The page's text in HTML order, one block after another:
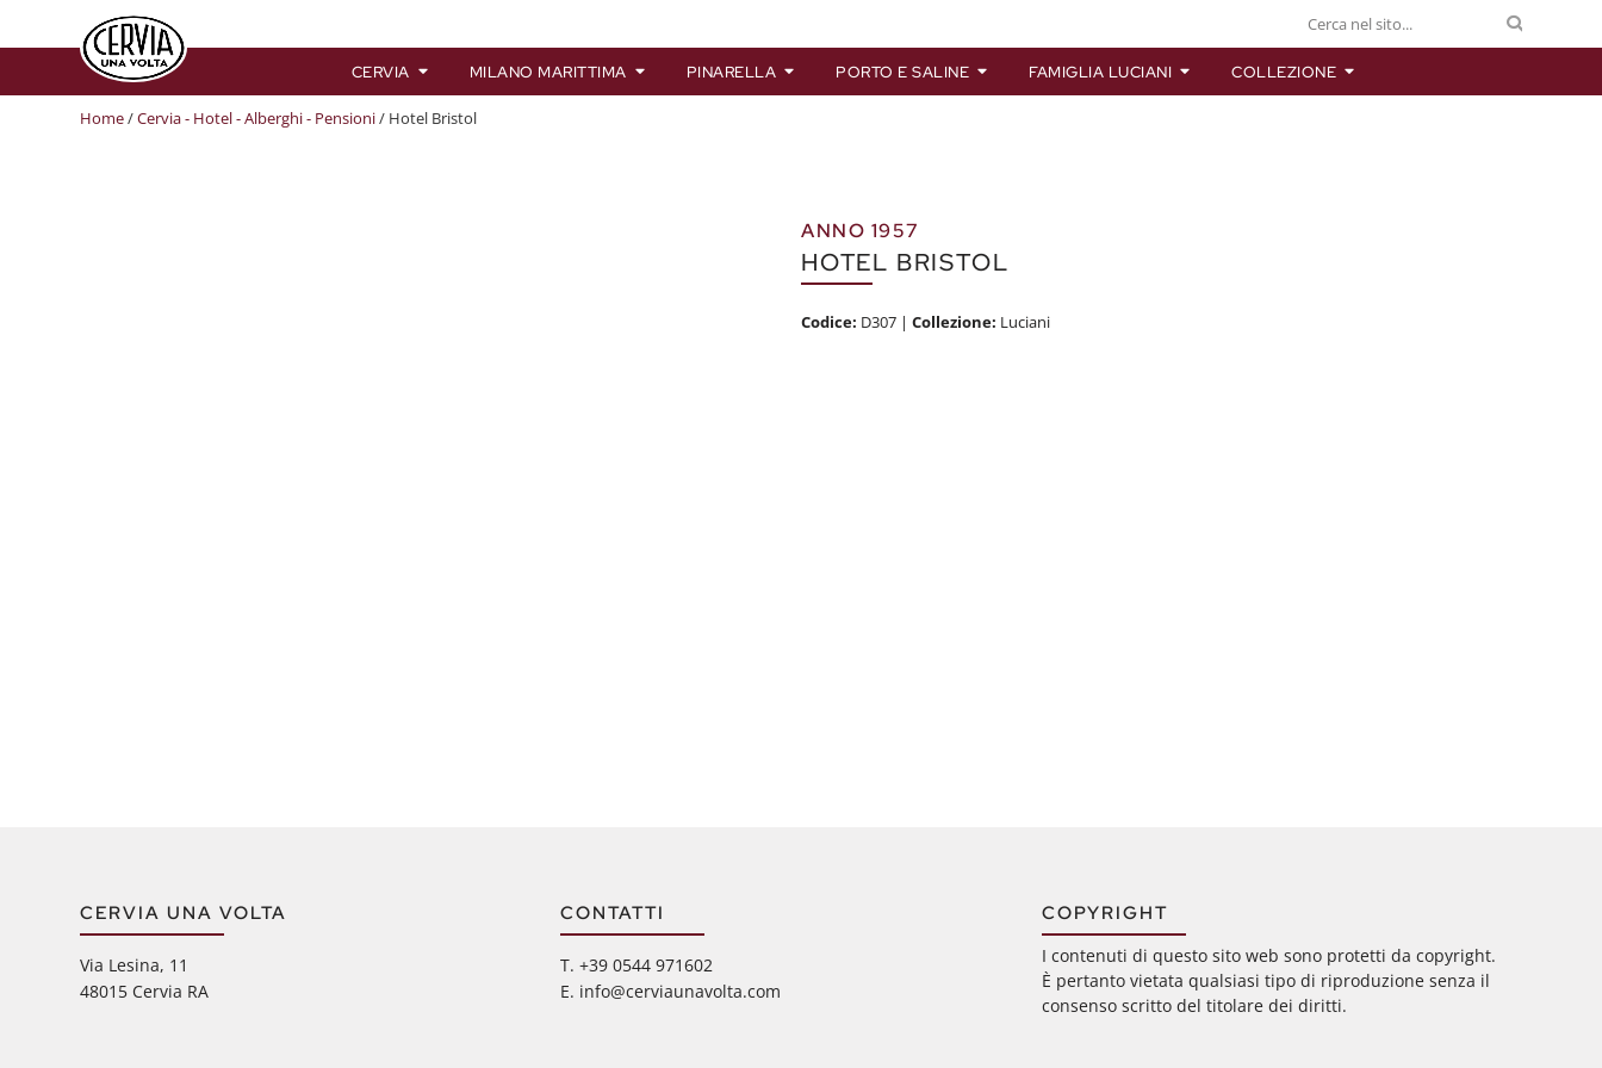
CERVIA MILANO MARITTIMA PINARELLA PORTO E SALINE FAMIGLIA LUCIANI COLLEZIONE
Home/Cervia - Hotel - Alberghi - Pensioni/ Hotel Bristol
ANNO 1957
HOTEL BRISTOL
Codice: D307 | Collezione: Luciani
CERVIA UNA VOLTA
Via Lesina, 11
48015 Cervia RA
CONTATTI
‭T. +39 0544 971602
E. info@cerviaunavolta.com
COPYRIGHT
I contenuti di questo sito web sono protetti da copyright.
È pertanto vietata qualsiasi tipo di riproduzione senza il
consenso scritto del titolare dei diritti.